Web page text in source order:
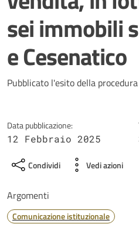
sei immobili
e Cesenatico
Dettagli della
Pubblicato l'esito della procedura
Data pubblicazione:
12 Febbraio 2025
Condividi Vedi azioni
Argomenti
Comunicazione istituzionale